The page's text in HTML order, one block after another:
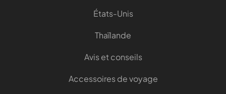
États-Unis
Thaïlande
Avis et conseils
Accessoires de voyage